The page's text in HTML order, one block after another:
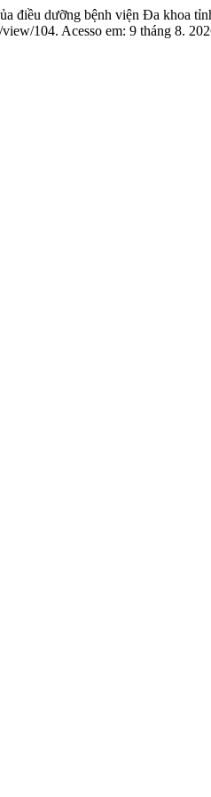
dưỡng bệnh viện Đa khoa
104. Acesso em: 9 tháng 8.